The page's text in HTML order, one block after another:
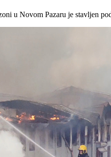
u Novom Pazaru je stavljen